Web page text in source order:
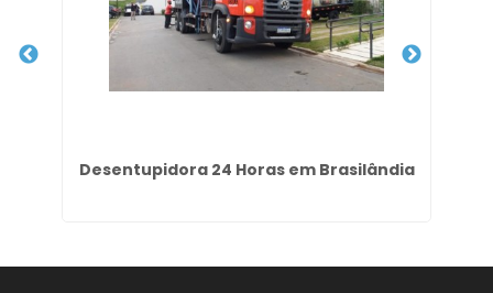
Desentupidora 24 Horas em Brasilândia